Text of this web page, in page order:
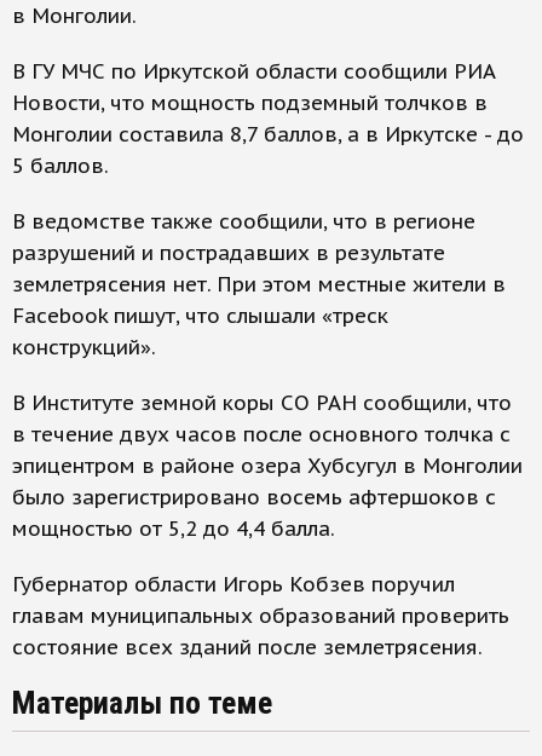
в Монголии.
В ГУ МЧС по Иркутской области сообщили РИА
Новости, что мощность подземный толчков в
Монголии составила 8,7 баллов, а в Иркутске - до
5 баллов.
В ведомстве также сообщили, что в регионе
разрушений и пострадавших в результате
землетрясения нет. При этом местные жители в
Facebook пишут, что слышали «треск
конструкций».
В Институте земной коры СО РАН сообщили, что
в течение двух часов после основного толчка с
эпицентром в районе озера Хубсугул в Монголии
было зарегистрировано восемь афтершоков с
мощностью от 5,2 до 4,4 балла.
Губернатор области Игорь Кобзев поручил
главам муниципальных образований проверить
состояние всех зданий после землетрясения.
Материалы по теме